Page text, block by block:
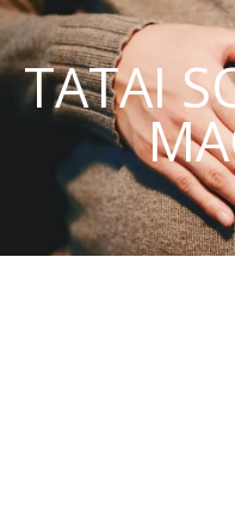
TATAI